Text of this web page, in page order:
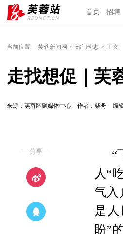
首页 招聘
当前位置: 芙蓉新闻网 > 部门动态 > 正文
走找想促｜芙
来源：芙蓉区融媒体中心 作者：柴舟 编
—分享—
“
人“
气入
是
盼”